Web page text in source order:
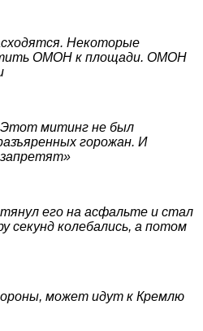
Некоторые
ОМОН к площади. ОМОН
митинг не был
горожан. И
его на асфальте и стал
секунд колебались, а потом
может идут к Кремлю